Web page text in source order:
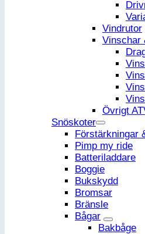
Vindrutor
Vinschar
Övrigt
Snöskoter
Förstärkningar
Pimp my ride
Batteriladdare
Boggie
Bukskydd
Bromsar
Bränsle
Bågar
Bakbåge